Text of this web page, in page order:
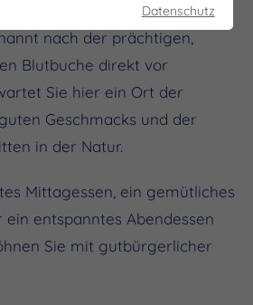
liebevoll geführtenGaststätte
nach der prächtigen,
Blutbuche direkt vor
Sie hier ein Ort der
Geschmacks und der
in der Natur.
Mittagessen, ein gemütliches
entspanntes Abendessen
Sie mit gutbürgerlicher
Datenschutz